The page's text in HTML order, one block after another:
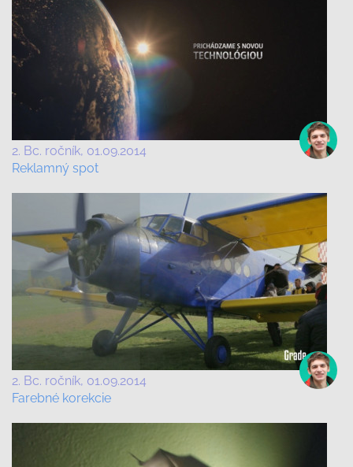
2. Bc. ročník 01.09.2014
Reklamný spot
2. Bc. ročník 01.09.2014
Farebné korekcie